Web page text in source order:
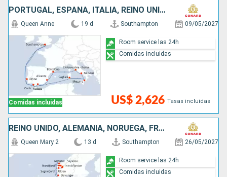
PORTUGAL, ESPAÑA, ITALIA, REINO UNIDO
Comidas incluidas
Queen Anne 19 d Southampton 09/05/2027
US$ 2,626 Tasas incluidas
Room service las 24h
Comidas incluidas
REINO UNIDO, ALEMANIA, NORUEGA, FRANCIA
Queen Mary 2 13 d Southampton 26/05/2027
Room service las 24h
Comidas incluidas